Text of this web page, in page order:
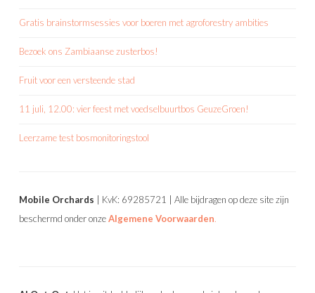
Gratis brainstormsessies voor boeren met agroforestry ambities
Bezoek ons Zambiaanse zusterbos!
Fruit voor een versteende stad
11 juli, 12.00: vier feest met voedselbuurtbos GeuzeGroen!
Leerzame test bosmonitoringstool
Mobile Orchards | KvK: 69285721 | Alle bijdragen op deze site zijn
beschermd onder onzeAlgemene Voorwaarden.